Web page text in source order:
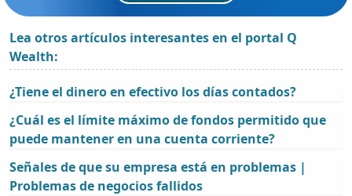
Lea otros artículos interesantes en el portal Q
Wealth:
¿Tiene el dinero en efectivo los días contados?
¿Cuál es el límite máximo de fondos permitido que
puede mantener en una cuenta corriente?
Señales de que su empresa está en problemas |
Problemas de negocios fallidos